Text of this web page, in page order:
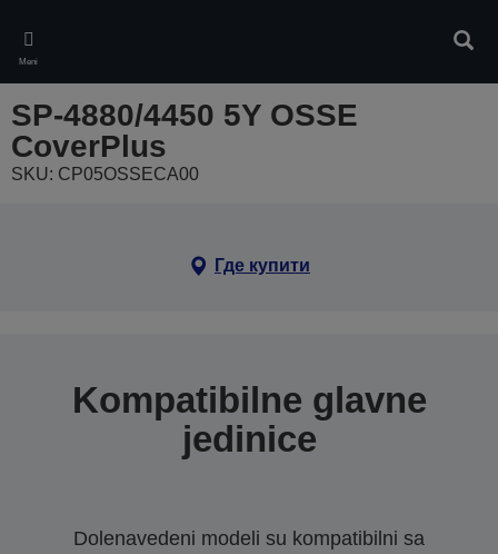
main
content
Meni
SP-4880/4450 5Y OSSE
CoverPlus
SKU: CP05OSSECA00
Где купити
Kompatibilne glavne
jedinice
Dolenavedeni modeli su kompatibilni sa